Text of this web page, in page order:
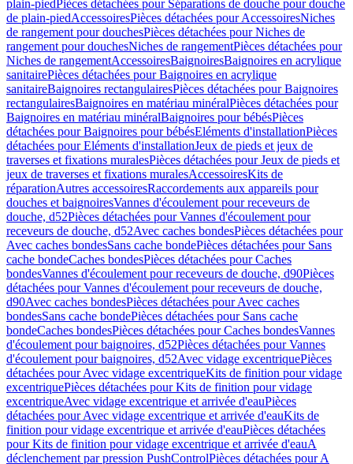
plain-piedPièces détachées pour Séparations de douche pour douche
de plain-piedAccessoiresPièces détachées pour AccessoiresNiches
de rangement pour douchesPièces détachées pour Niches de
rangement pour douchesNiches de rangementPièces détachées pour
Niches de rangementAccessoiresBaignoiresBaignoires en acrylique
sanitairePièces détachées pour Baignoires en acrylique
sanitaireBaignoires rectangulairesPièces détachées pour Baignoires
rectangulairesBaignoires en matériau minéralPièces détachées pour
Baignoires en matériau minéralBaignoires pour bébésPièces
détachées pour Baignoires pour bébésEléments d'installationPièces
détachées pour Eléments d'installationJeux de pieds et jeux de
traverses et fixations muralesPièces détachées pour Jeux de pieds et
jeux de traverses et fixations muralesAccessoiresKits de
réparationAutres accessoiresRaccordements aux appareils pour
douches et baignoiresVannes d'écoulement pour receveurs de
douche, d52Pièces détachées pour Vannes d'écoulement pour
receveurs de douche, d52Avec caches bondesPièces détachées pour
Avec caches bondesSans cache bondePièces détachées pour Sans
cache bondeCaches bondesPièces détachées pour Caches
bondesVannes d'écoulement pour receveurs de douche, d90Pièces
détachées pour Vannes d'écoulement pour receveurs de douche,
d90Avec caches bondesPièces détachées pour Avec caches
bondesSans cache bondePièces détachées pour Sans cache
bondeCaches bondesPièces détachées pour Caches bondesVannes
d'écoulement pour baignoires, d52Pièces détachées pour Vannes
d'écoulement pour baignoires, d52Avec vidage excentriquePièces
détachées pour Avec vidage excentriqueKits de finition pour vidage
excentriquePièces détachées pour Kits de finition pour vidage
excentriqueAvec vidage excentrique et arrivée d'eauPièces
détachées pour Avec vidage excentrique et arrivée d'eauKits de
finition pour vidage excentrique et arrivée d'eauPièces détachées
pour Kits de finition pour vidage excentrique et arrivée d'eauA
déclenchement par pression PushControlPièces détachées pour A